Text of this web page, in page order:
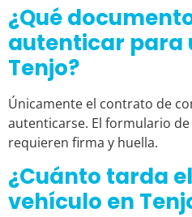
¿Qué
autenticar para
Tenjo?
Únicamente el contrato de
autenticarse. El formulario
requieren firma y huella.
¿Cuánto tarda
vehículo en